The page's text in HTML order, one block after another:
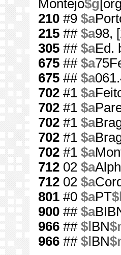
Montejo$g
210#9 $a
215## $a98,
305## $aEd.
675## $a
675## $a
702#1 $a
702#1 $a
702#1 $a
702#1 $a
702#1 $a
71202 $a
71202 $a
801#0 $aPT
900## $a
966## $l BN
966## $l BN